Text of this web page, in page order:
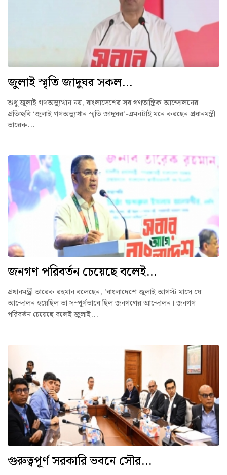
জুলাই স্মৃতি জাদুঘর সকল...
শুধু জুলাই গণঅভ্যুত্থান নয়, বাংলাদেশের সব গণতান্ত্রিক আন্দোলনের
প্রতিচ্ছবি ‘জুলাই গণঅভ্যুত্থান স্মৃতি জাদুঘর’-এমনটাই মনে করছেন প্রধানমন্ত্রী
তারেক...
জনগণ পরিবর্তন চেয়েছে বলেই...
প্রধানমন্ত্রী তারেক রহমান বলেছেন, ‘বাংলাদেশে জুলাই আগস্ট মাসে যে
আন্দোলন হয়েছিল তা সম্পূর্ণভাবে ছিল জনগণের আন্দোলন। জনগণ
পরিবর্তন চেয়েছে বলেই জুলাই...
গুরুত্বপূর্ণ সরকারি ভবনে সৌর...